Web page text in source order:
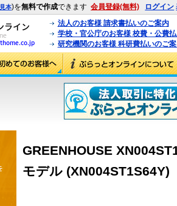
見本)を無料で作成できます 会員登録(無料) ログイン
法人のお客様 請求書払いのご案内
学校・官公庁のお客様 校費・公費
研究機関のお客様 科研費払いのご
GREENHOUSE
モデル (XN004ST1S64Y)